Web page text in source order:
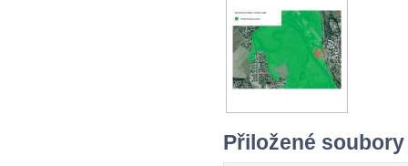
Přiložené soubory